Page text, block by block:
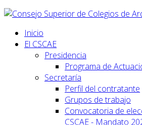
Inicio
El CSCAE
Presidencia
Programa de
Secretaría
Perfil del contratante
Grupos de trabajo
Convocatoria de
CSCAE - Mandato